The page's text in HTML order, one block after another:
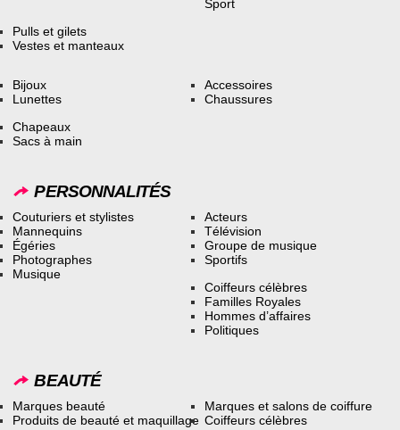
Sport
Pulls et gilets
Vestes et manteaux
Bijoux
Lunettes
Accessoires
Chaussures
Chapeaux
Sacs à main
PERSONNALITÉS
Couturiers et stylistes
Mannequins
Égéries
Photographes
Musique
Acteurs
Télévision
Groupe de musique
Sportifs
Coiffeurs célèbres
Familles Royales
Hommes d’affaires
Politiques
BEAUTÉ
Marques beauté
Produits de beauté et maquillage
Marques et salons de coiffure
Coiffeurs célèbres